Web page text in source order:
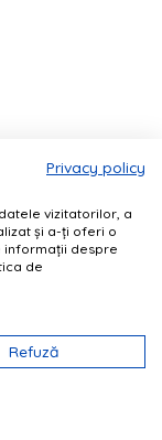
Privacy policy
vizitatorilor, a
și a-ți oferi o
informații despre
de
Refuză